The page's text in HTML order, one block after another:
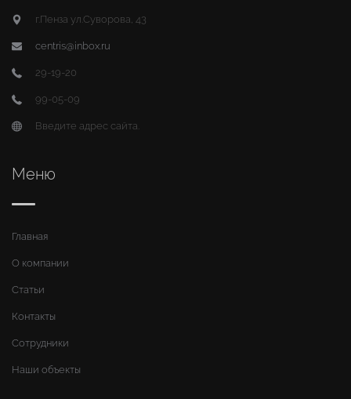
г.Пенза ул.Суворова, 43
centris@inbox.ru
29-19-20
99-05-09
Введите адрес сайта.
Меню
Главная
О компании
Статьи
Контакты
Сотрудники
Наши объекты